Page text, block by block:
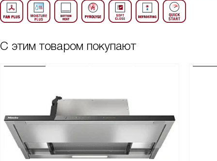
С этим товаром покупают